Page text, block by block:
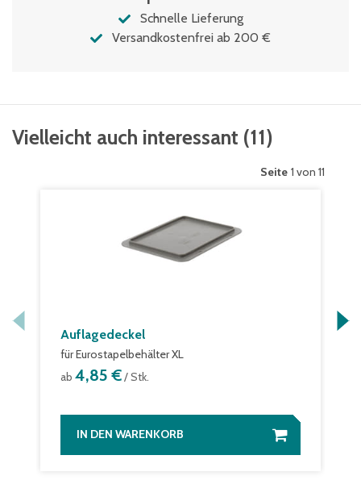
Schnelle Lieferung
Versandkostenfrei ab 200 €
Vielleicht auch interessant (11)
Seite 1 von 11
Auflagedeckel
für Eurostapelbehälter XL
ab 4,85 €/ Stk.
IN DEN WARENKORB